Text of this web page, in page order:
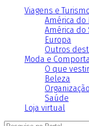
Viagens e
América do
América do
Europa
Outros
Moda e
O que vestir
Beleza
Organização
Saúde
Loja virtual